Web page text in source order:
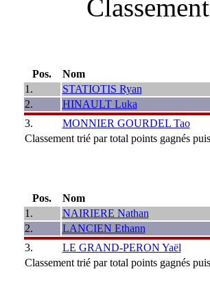
Pos.
Nom
1.
STATIOTIS Ryan
2.
HINAULT Luka
3.
MONNIER GOURDEL Tao
Classement trié par total points gagnés
Pos.
Nom
1.
NAIRIERE Nathan
2.
LANCIEN Ethann
3.
LE GRAND-PERON Yaël
Classement trié par total points gagnés